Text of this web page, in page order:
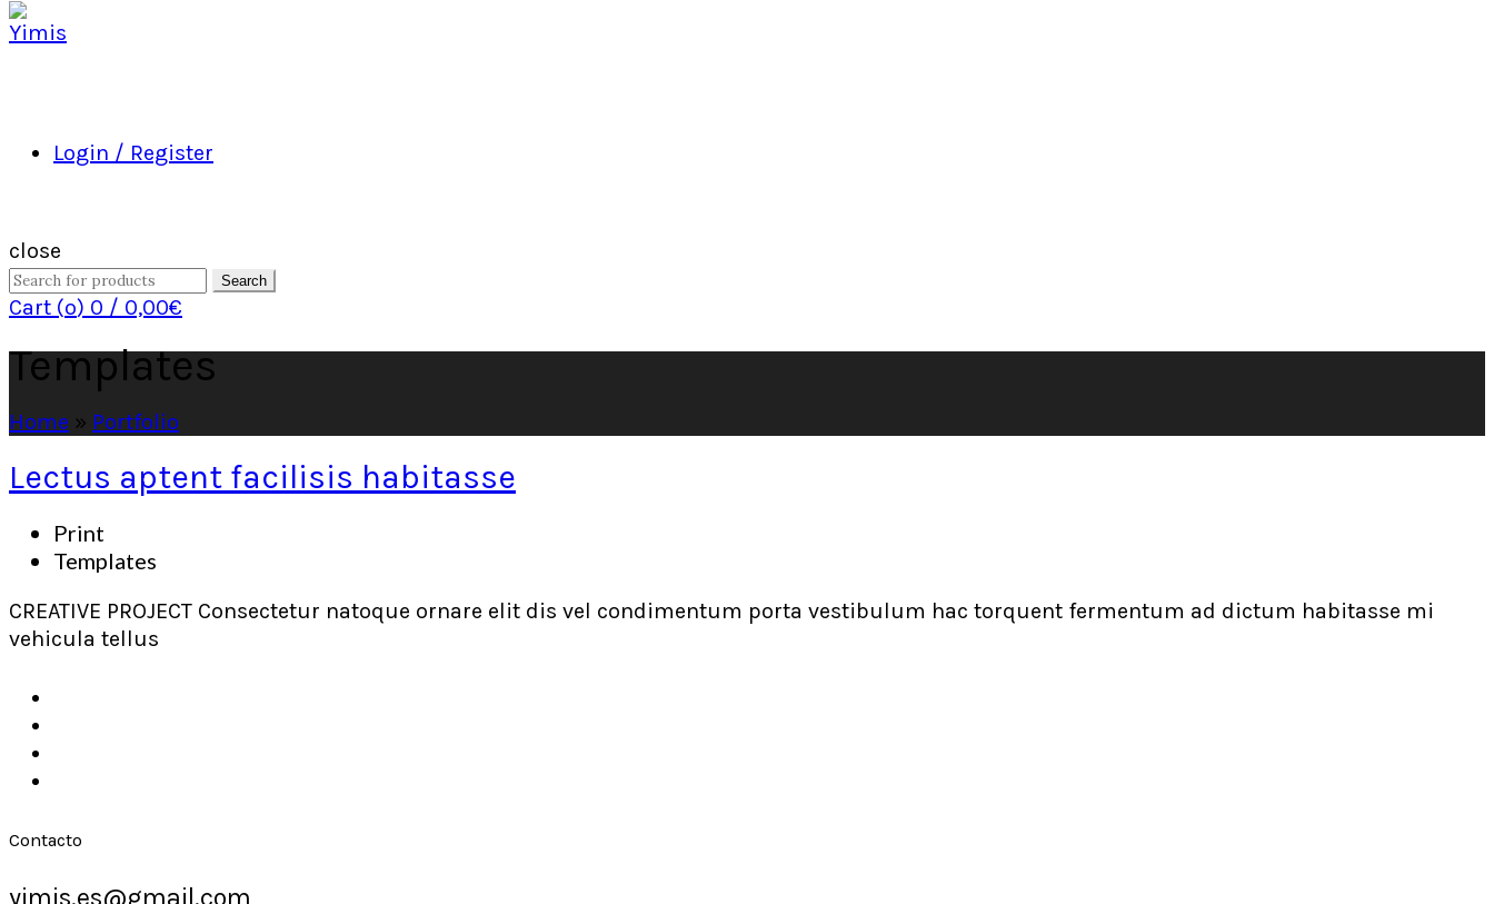
Login / Register
close
Search
Cart (o) 0 / 0,00€
Templates
Home » Portfolio
Lectus aptent facilisis habitasse
Print
Templates
CREATIVE PROJECT Consectetur natoque ornare elit dis vel condimentum porta vestibulum hac torquent fermentum ad dictum habitasse mi
vehicula tellus
Contacto